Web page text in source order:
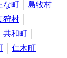
な町
島牧村
狩村
共和町
仁木町